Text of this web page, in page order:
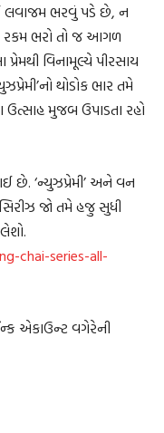
લવાજમ ભરવું પડે છે, ન
રકમ ભરો તો જ આગળ
વિનામૂલ્યે પીરસાય
થોડોક ભાર તમે
ઉત્સાહ મુજબ ઉપાડતા રહો
છે. ‘ન્યુઝપ્રેમી’ અને વન
જો તમે હજુ સુધી
chai-series-all-
એકાઉન્ટ વગેરેની